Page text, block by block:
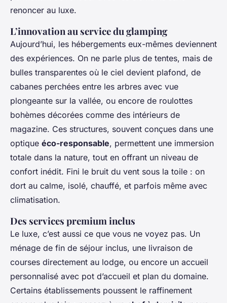
renoncer au luxe.
L’innovation au service du glamping
Aujourd’hui, les hébergements eux-mêmes deviennent
des expériences. On ne parle plus de tentes, mais de
bulles transparentes où le ciel devient plafond, de
cabanes perchées entre les arbres avec vue
plongeante sur la vallée, ou encore de roulottes
bohèmes décorées comme des intérieurs de
magazine. Ces structures, souvent conçues dans une
optique éco-responsable, permettent une immersion
totale dans la nature, tout en offrant un niveau de
confort inédit. Fini le bruit du vent sous la toile : on
dort au calme, isolé, chauffé, et parfois même avec
climatisation.
Des services premium inclus
Le luxe, c’est aussi ce que vous ne voyez pas. Un
ménage de fin de séjour inclus, une livraison de
courses directement au lodge, ou encore un accueil
personnalisé avec pot d’accueil et plan du domaine.
Certains établissements poussent le raffinement